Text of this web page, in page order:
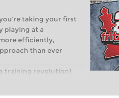
you’re taking your first
playing at a
efficiently,
than ever
a training revolution!
world of club chess,